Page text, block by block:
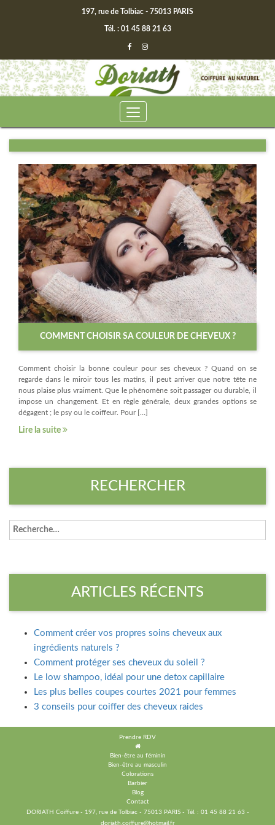
197, rue de Tolbiac - 75013 PARIS
Tél. : 01 45 88 21 63
COMMENT CHOISIR SA COULEUR DE CHEVEUX ?
Comment choisir la bonne couleur pour ses cheveux ? Quand on se
regarde dans le miroir tous les matins, il peut arriver que notre tête ne
nous plaise plus vraiment. Que le phénomène soit passager ou durable, il
impose un changement. Et en règle générale, deux grandes options se
dégagent ; le psy ou le coiffeur. Pour […]
Lire la suite
RECHERCHER
ARTICLES RÉCENTS
Comment créer vos propres soins cheveux aux
ingrédients naturels ?
Comment protéger ses cheveux du soleil ?
Le low shampoo, idéal pour une detox capillaire
Les plus belles coupes courtes 2021 pour femmes
3 conseils pour coiffer des cheveux raides
Prendre RDV
Bien-être au féminin
Bien-être au masculin
Colorations
Barbier
Blog
Contact
DORIATH Coiffure - 197, rue de Tolbiac - 75013 PARIS - Tél. : 01 45 88 21 63 -
doriath.coiffure@hotmail.fr